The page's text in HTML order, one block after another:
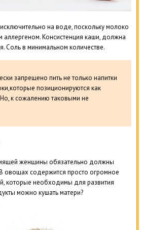
на воде, поскольку молоко
аллергеном. Консистенция каши, должна
Соль в минимальном количестве.
запрещено пить не только напитки
позиционируются как
к сожалению таковыми не
женщины обязательно должны
овощах содержится просто огромное
которые необходимы для развития
можно кушать матери?